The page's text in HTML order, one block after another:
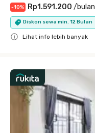
-10% Rp1.591.200 /bulan
Diskon sewa min. 12 Bulan
Lihat info lebih banyak